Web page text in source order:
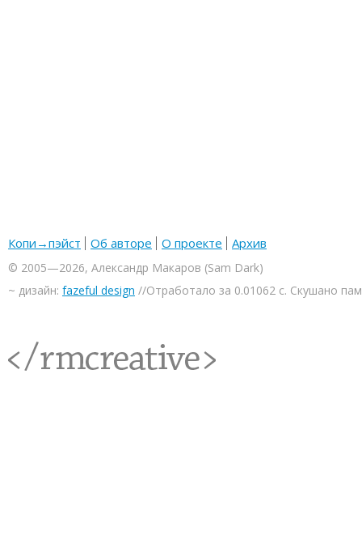
Копи→пэйст Об авторе О проекте Архив
© 2005—2026, Александр Макаров (Sam Dark)
~ дизайн: fazeful design //Отработало за 0.01062 с. Скушано
<rmcreative/>